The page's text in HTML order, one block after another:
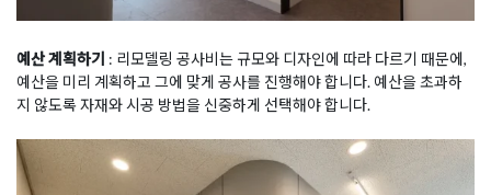
예산 계획하기 : 리모델링 공사비는 규모와 디자인에 따라 다르기 때문에,
예산을 미리 계획하고 그에 맞게 공사를 진행해야 합니다. 예산을 초과하
지 않도록 자재와 시공 방법을 신중하게 선택해야 합니다.